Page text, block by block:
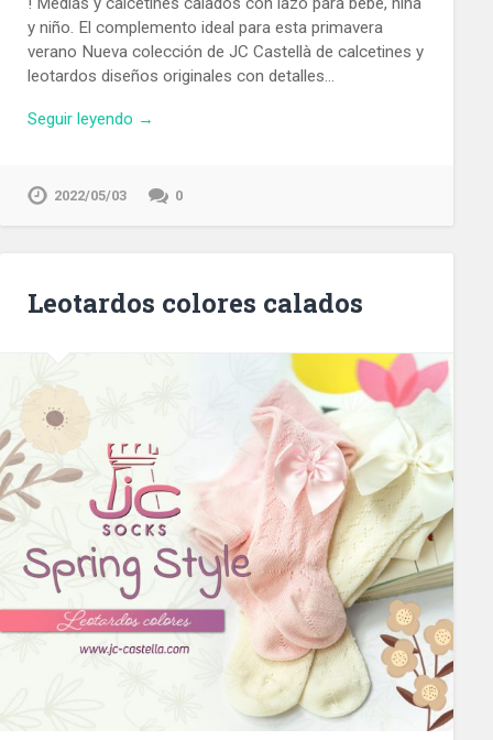
y niño. El complemento ideal para esta primavera
verano Nueva colección de JC Castellà de calcetines y
leotardos diseños originales con detalles…
Seguir leyendo →
2022/05/03 0
Leotardos colores calados